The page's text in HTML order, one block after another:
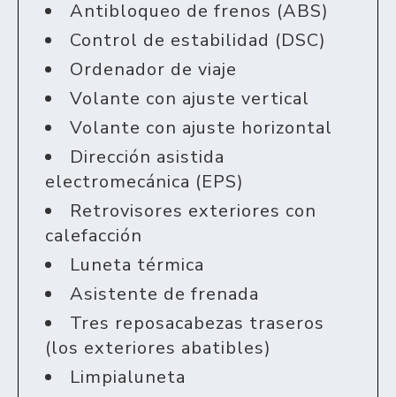
Antibloqueo de frenos (ABS)
Control de estabilidad (DSC)
Ordenador de viaje
Volante con ajuste vertical
Volante con ajuste horizontal
Dirección asistida
electromecánica (EPS)
Retrovisores exteriores con
calefacción
Luneta térmica
Asistente de frenada
Tres reposacabezas traseros
(los exteriores abatibles)
Limpialuneta